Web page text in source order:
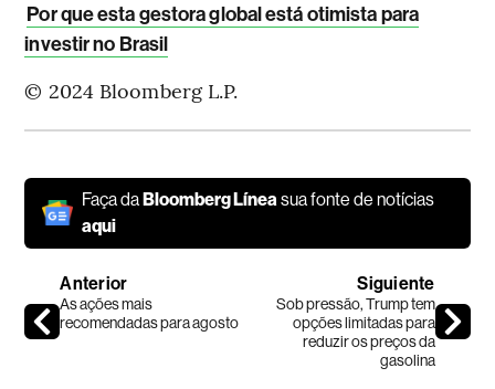
Por que esta gestora global está otimista para
investir no Brasil
© 2024 Bloomberg L.P.
Faça daBloomberg Líneasua fonte de notícias
aqui
Anterior
As ações mais
recomendadas para agosto
Siguiente
Sob pressão, Trump tem
opções limitadas para
reduzir os preços da
gasolina